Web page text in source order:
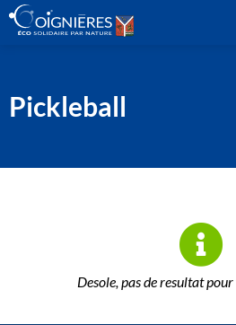
Pickleball
Desole, pas de resultat